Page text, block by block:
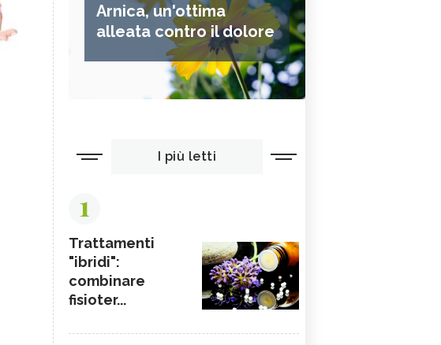
Arnica, un'ottima
alleata contro il dolore
I più letti
1
Trattamenti
"ibridi":
combinare
fisioter...